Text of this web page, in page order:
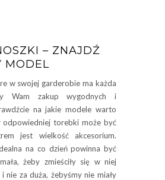
– ZNAJDŹ
MODEL
w swojej garderobie ma każda
Wam zakup wygodnych i
na jakie modele warto
odpowiedniej torebki może być
jest wielkość akcesorium.
na co dzień powinna być
żeby zmieściły się w niej
nie za duża, żebyśmy nie miały